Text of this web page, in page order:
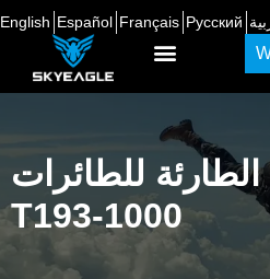
English Español Français Русский
للطائرات
T193-1000